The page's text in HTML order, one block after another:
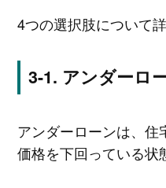
4つの選択肢について
アンダーロ
アンダーローンは、住
価格を下回っている状